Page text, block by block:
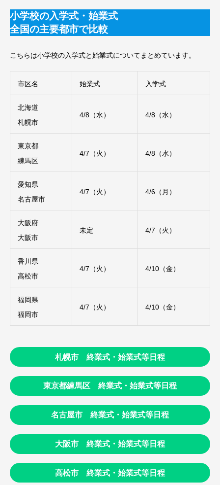
小学校の入学式・始業式
全国の主要都市で比較
こちらは小学校の入学式と始業式についてまとめています。
市区名 始業式 入学式
北海道
札幌市
4/8（水） 4/8（水）
東京都
練馬区
4/7（火） 4/8（水）
愛知県
名古屋市
4/7（火） 4/6（月）
大阪府
大阪市
未定 4/7（火）
香川県
高松市
4/7（火） 4/10（金）
福岡県
福岡市
4/7（火） 4/10（金）
札幌市 終業式・始業式等日程
東京都練馬区 終業式・始業式等日程
名古屋市 終業式・始業式等日程
大阪市 終業式・始業式等日程
高松市 終業式・始業式等日程